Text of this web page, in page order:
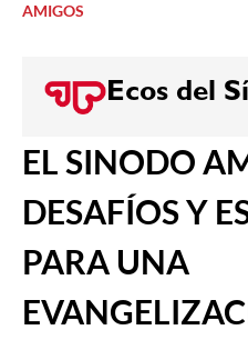
AMIGOS
Ecos del
EL SINODO
DESAFÍOS Y
PARA UNA